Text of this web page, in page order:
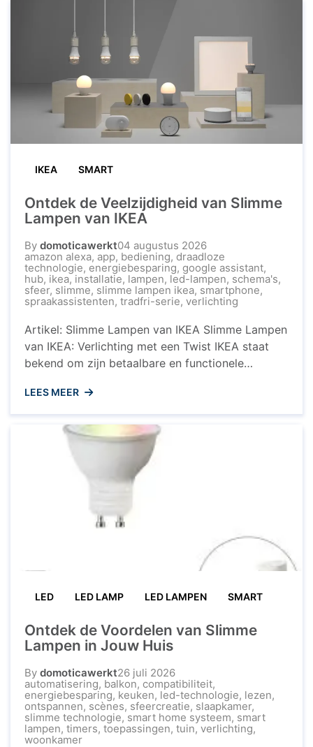
IKEA SMART
Ontdek de Veelzijdigheid van Slimme
Lampen van IKEA
By domoticawerkt04 augustus 2026
amazon alexa, app, bediening, draadloze
technologie, energiebesparing, google assistant,
hub, ikea, installatie, lampen, led-lampen, schema's,
sfeer, slimme, slimme lampen ikea, smartphone,
spraakassistenten, tradfri-serie, verlichting
Artikel: Slimme Lampen van IKEA Slimme Lampen
van IKEA: Verlichting met een Twist IKEA staat
bekend om zijn betaalbare en functionele
collectie slimme lampen aanbieden? Met de
slimme verlichtingssystemen van IKEA kun je
jouw huis transformeren en de sfeer in elke
kamer aanpassen met slechts een ...
LEES MEER
LED LED LAMP LED LAMPEN SMART
Ontdek de Voordelen van Slimme
Lampen in Jouw Huis
By domoticawerkt26 juli 2026
automatisering, balkon, compatibiliteit,
energiebesparing, keuken, led-technologie, lezen,
ontspannen, scènes, sfeercreatie, slaapkamer,
slimme technologie, smart home systeem, smart
lampen, timers, toepassingen, tuin, verlichting,
woonkamer